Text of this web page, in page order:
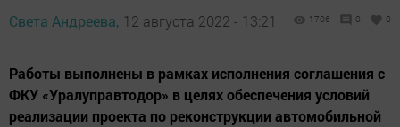
Света Андреева, 12 августа 2022 - 13:21 1706 0 0
Работы выполнены в рамках исполнения соглашения с
ФКУ «Уралуправтодор» в целях обеспечения условий
реализации проекта по реконструкции автомобильной